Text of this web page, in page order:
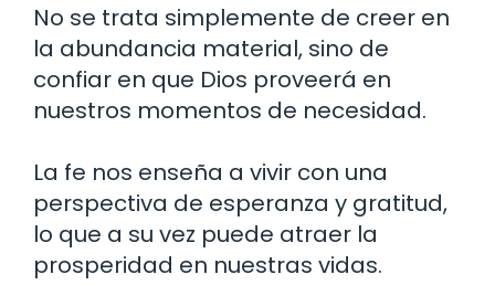
No se trata simplemente de creer en
la abundancia material, sino de
confiar en que Dios proveerá en
nuestros momentos de necesidad.
La fe nos enseña a vivir con una
perspectiva de esperanza y gratitud,
lo que a su vez puede atraer la
prosperidad en nuestras vidas.